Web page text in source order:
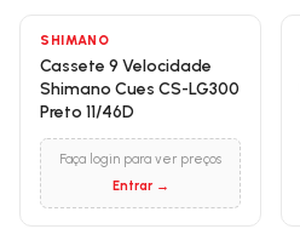
SHIMANO
Cassete 9 Velocidade
Shimano Cues CS-LG300
Preto 11/46D
Faça login para ver preços
Entrar →